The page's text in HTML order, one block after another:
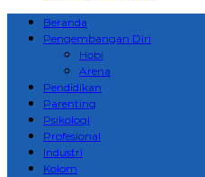
Beranda
Pengembangan Diri
Hobi
Arena
Pendidikan
Parenting
Psikologi
Profesional
Industri
Kolom